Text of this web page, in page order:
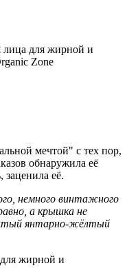
мечтой" с тех пор,
обнаружила её
заценила её.
немного винтажного
а крышка не
янтарно-жёлтый